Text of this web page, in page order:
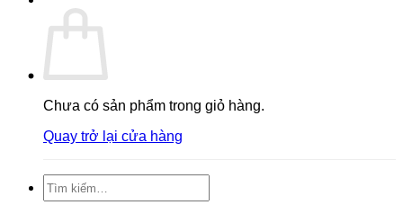
Chưa có sản phẩm trong giỏ hàng.
Quay trở lại cửa hàng
Tìm
kiếm: